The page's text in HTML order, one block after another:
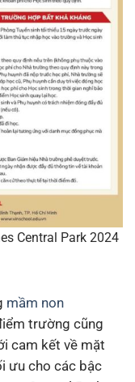
Central Park 2024
mầm non
trường cũng
cam kết về mặt
ưu cho các bậc